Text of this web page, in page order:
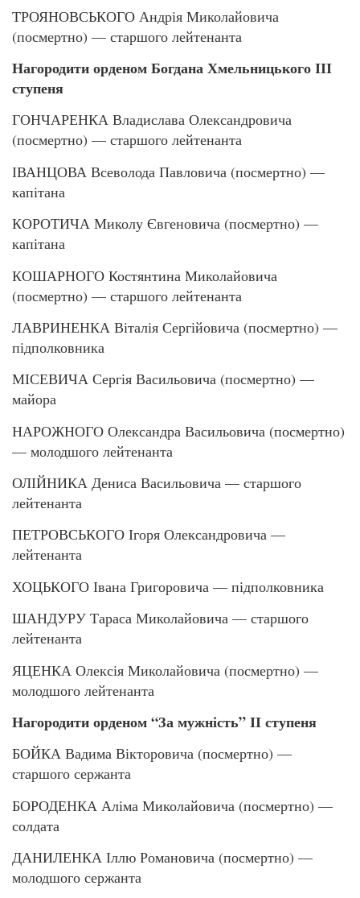
ТРОЯНОВСЬКОГО Андрія Миколайовича
(посмертно) — старшого лейтенанта
Нагородити орденом Богдана Хмельницького ІІІ
ступеня
ГОНЧАРЕНКА Владислава Олександровича
(посмертно) — старшого лейтенанта
ІВАНЦОВА Всеволода Павловича (посмертно) —
капітана
КОРОТИЧА Миколу Євгеновича (посмертно) —
капітана
КОШАРНОГО Костянтина Миколайовича
(посмертно) — старшого лейтенанта
ЛАВРИНЕНКА Віталія Сергійовича (посмертно) —
підполковника
МІСЕВИЧА Сергія Васильовича (посмертно) —
майора
НАРОЖНОГО Олександра Васильовича (посмертно)
— молодшого лейтенанта
ОЛІЙНИКА Дениса Васильовича — старшого
лейтенанта
ПЕТРОВСЬКОГО Ігоря Олександровича —
лейтенанта
ХОЦЬКОГО Івана Григоровича — підполковника
ШАНДУРУ Тараса Миколайовича — старшого
лейтенанта
ЯЦЕНКА Олексія Миколайовича (посмертно) —
молодшого лейтенанта
Нагородити орденом “За мужність” ІІ ступеня
БОЙКА Вадима Вікторовича (посмертно) —
старшого сержанта
БОРОДЕНКА Аліма Миколайовича (посмертно) —
солдата
ДАНИЛЕНКА Іллю Романовича (посмертно) —
молодшого сержанта